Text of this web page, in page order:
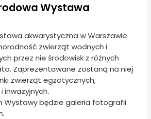
Wystawa
akwarystyczna w Warszawie
zwierząt wodnych i
przez nie środowisk z różnych
Zaprezentowane zostaną na niej
zwierząt egzotycznych,
inwazyjnych.
Wystawy będzie galeria fotografii